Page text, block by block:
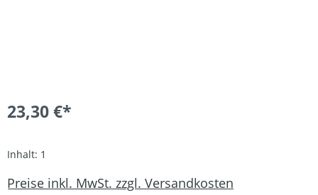
23,30 €*
Inhalt: 1
Preise inkl. MwSt. zzgl. Versandkosten